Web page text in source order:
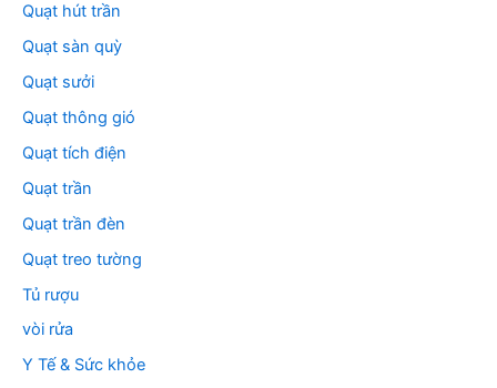
Quạt hút trần
Quạt sàn quỳ
Quạt sưởi
Quạt thông gió
Quạt tích điện
Quạt trần
Quạt trần đèn
Quạt treo tường
Tủ rượu
vòi rửa
Y Tế & Sức khỏe